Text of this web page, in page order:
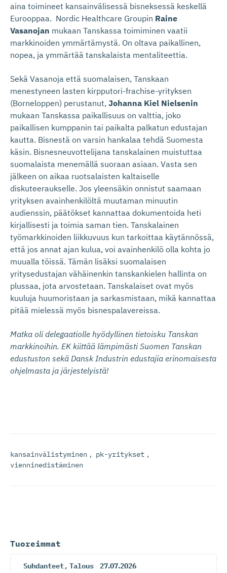
aina toimineet kansainvälisessä bisneksessä keskellä
Eurooppaa. Nordic Healthcare Groupin Raine
Vasanojan mukaan Tanskassa toimiminen vaatii
markkinoiden ymmärtämystä. On oltava paikallinen,
nopea, ja ymmärtää tanskalaista mentaliteettia.
Sekä Vasanoja että suomalaisen, Tanskaan
menestyneen lasten kirpputori-frachise-yrityksen
(Borneloppen) perustanut, Johanna Kiel Nielsenin
mukaan Tanskassa paikallisuus on valttia, joko
paikallisen kumppanin tai paikalta palkatun edustajan
kautta. Bisnestä on varsin hankalaa tehdä Suomesta
käsin. Bisnesneuvottelijana tanskalainen muistuttaa
suomalaista menemällä suoraan asiaan. Vasta sen
jälkeen on aikaa ruotsalaisten kaltaiselle
diskuteeraukselle. Jos yleensäkin onnistut saamaan
yrityksen avainhenkilöltä muutaman minuutin
audienssin, päätökset kannattaa dokumentoida heti
kirjallisesti ja toimia saman tien. Tanskalainen
työmarkkinoiden liikkuvuus kun tarkoittaa käytännössä,
että jos annat ajan kulua, voi avainhenkilö olla kohta jo
muualla töissä. Tämän lisäksi suomalaisen
yritysedustajan vähäinenkin tanskankielen hallinta on
plussaa, jota arvostetaan. Tanskalaiset ovat myös
kuuluja huumoristaan ja sarkasmistaan, mikä kannattaa
pitää mielessä myös bisnespalavereissa.
Matka oli delegaatiolle hyödyllinen tietoisku Tanskan
markkinoihin. EK kiittää lämpimästi Suomen Tanskan
edustuston sekä Dansk Industrin edustajia erinomaisesta
ohjelmasta ja järjestelyistä!
kansainvälistyminen , pk-yritykset ,
vienninedistäminen
Tuoreimmat
Suhdanteet, Talous 27.07.2026